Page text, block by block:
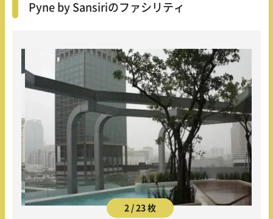
Pyne by Sansiriのファシリティ
2 / 23 枚